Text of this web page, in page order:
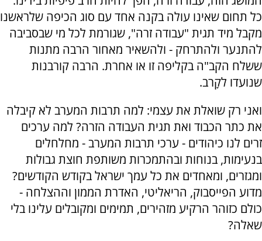
כל תחום שאינו עולה בקנה אחד עם סוג הכיפה שלראשנו
מקבל מיד תגית "עבודה זרה", שגורמת לכל מי שבסביבה
להתנער ולהתרחק - ולהשאיר מאחור הרבה מתנות
ששלח הקב"ה בקליפה זו או אחרת. הרבה קורבנות
שנועדו לקָרב.
ואני רק שואלת את עצמי: למה תרבות המערב לא קיבלה
את כתר הכבוד ואת תגית העבודה הזרה? למה ערכים
זרים לנו כיהודים - ערכי תרבות המערב - מחלחלים
בנעימות, בנוחות ובהתמכרות משותפת חוצת גבולות
ומגזרים, ומאחדים את כל עמך ישראל בקודש הקודשים?
מדוע הפייסבוק, הריאליטי, האדרת הממון וההצלחה -
כולם כזוהר הרקיע מזהירים, תמימים ומקובלים עלינו בלי
שאלה?